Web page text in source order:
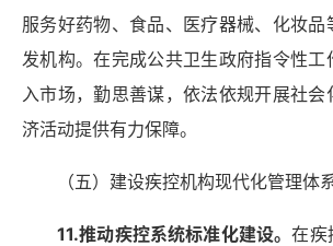
服务好药物、食品、医疗器械、化妆
发机构。在完成公共卫生政府指令性工
入市场，勤思善谋，依法依规开展社
济活动提供有力保障。
（五）建设疾控机构现代化管理体
11.推动疾控系统标准化建设。在疾